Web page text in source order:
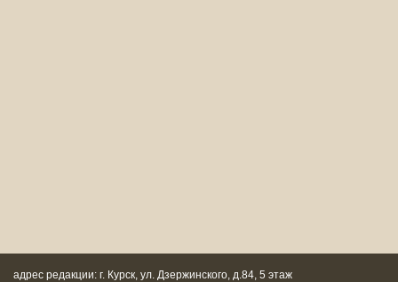
адрес редакции: г. Курск, ул. Дзержинского, д.84, 5 этаж